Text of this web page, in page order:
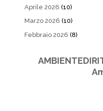
Aprile 2026 (10)
Marzo 2026 (10)
Febbraio 2026 (8)